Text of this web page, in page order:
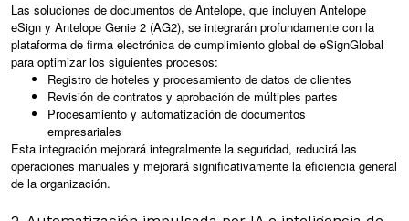
Las soluciones de documentos de Antelope, que incluyen Antelope
eSign y Antelope Genie 2 (AG2), se integrarán profundamente con la
plataforma de firma electrónica de cumplimiento global de eSignGlobal
para optimizar los siguientes procesos:
Registro de hoteles y procesamiento de datos de clientes
Revisión de contratos y aprobación de múltiples partes
Procesamiento y automatización de documentos
empresariales
Esta integración mejorará integralmente la seguridad, reducirá las
operaciones manuales y mejorará significativamente la eficiencia general
de la organización.